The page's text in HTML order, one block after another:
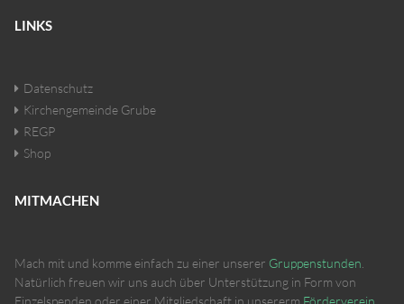
LINKS
Datenschutz
Kirchengemeinde Grube
REGP
Shop
MITMACHEN
Mach mit und komme einfach zu einer unserer Gruppenstunden
Natürlich freuen wir uns auch über Unterstützung in Form von
Einzelspenden oder einer Mitgliedschaft in unsererm Förderverein